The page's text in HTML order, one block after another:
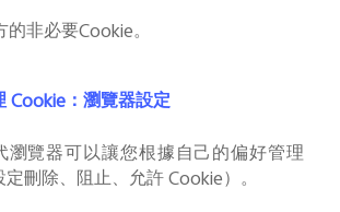
的非必要Cookie。
Cookie ：瀏覽器設定
瀏覽器可以讓您根據自己的偏好管理
定刪除、阻止、允許Cookie）。